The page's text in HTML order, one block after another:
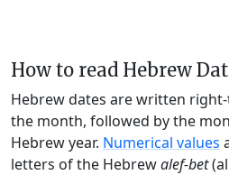
How to read Hebrew
Hebrew dates are written
the month, followed by the
Hebrew year. Numerical values
letters of the Hebrewalef-bet